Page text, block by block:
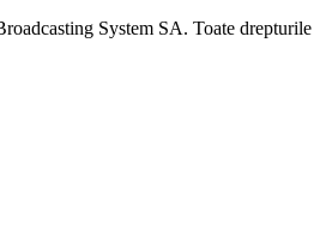
System SA. Toate drepturile